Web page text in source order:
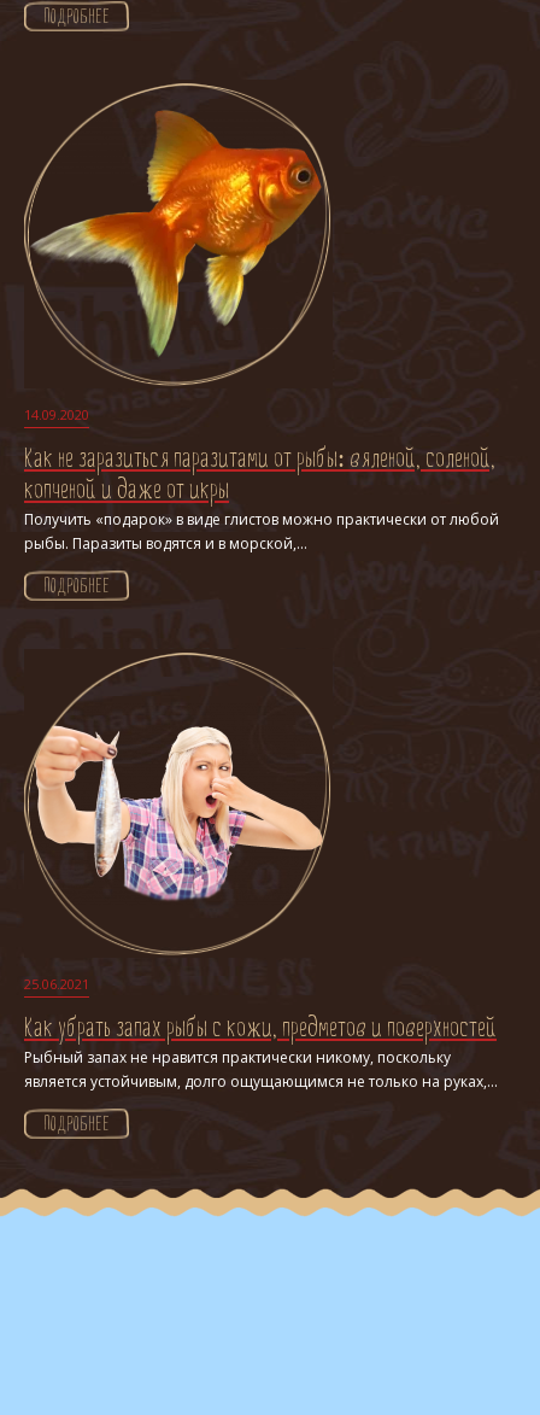
ПОДРОБНЕЕ
14.09.2020
Как не заразиться паразитами от рыбы: вяленой, соленой,
копченой и даже от икры
Получить «подарок» в виде глистов можно практически от любой
рыбы. Паразиты водятся и в морской,...
ПОДРОБНЕЕ
25.06.2021
Как убрать запах рыбы с кожи, предметов и поверхностей
Рыбный запах не нравится практически никому, поскольку
является устойчивым, долго ощущающимся не только на руках,...
ПОДРОБНЕЕ